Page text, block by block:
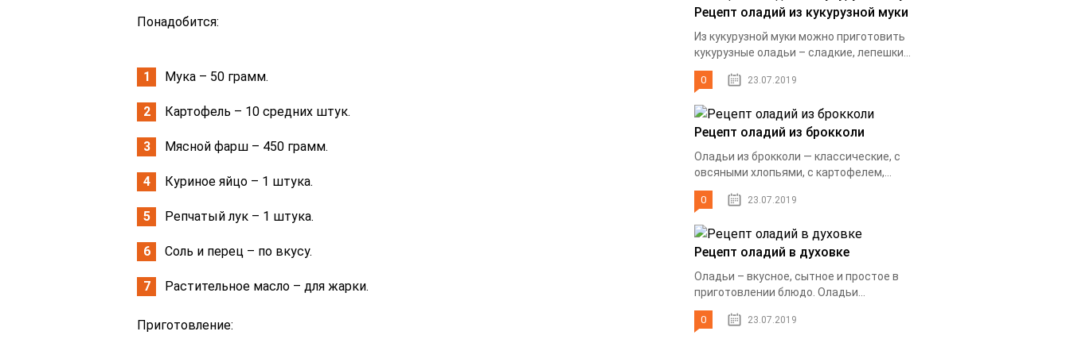
Понадобится:
Мука – 50 грамм.
Картофель – 10 средних штук.
Мясной фарш – 450 грамм.
Куриное яйцо – 1 штука.
Репчатый лук – 1 штука.
Соль и перец – по вкусу.
Растительное масло – для жарки.
Приготовление:
Рецепт оладий из кукурузной муки
Из кукурузной муки можно приготовить
кукурузные оладьи – сладкие, лепешки...
0 23.07.2019
Рецепт оладий из брокколи
Оладьи из брокколи — классические, с
овсяными хлопьями, с картофелем,...
0 23.07.2019
Рецепт оладий в духовке
Оладьи – вкусное, сытное и простое в
приготовлении блюдо. Оладьи...
0 23.07.2019